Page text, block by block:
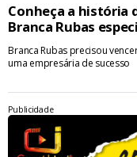
Conheça a história
Branca Rubas
Branca Rubas precisou
uma empresária de sucesso
Publicidade